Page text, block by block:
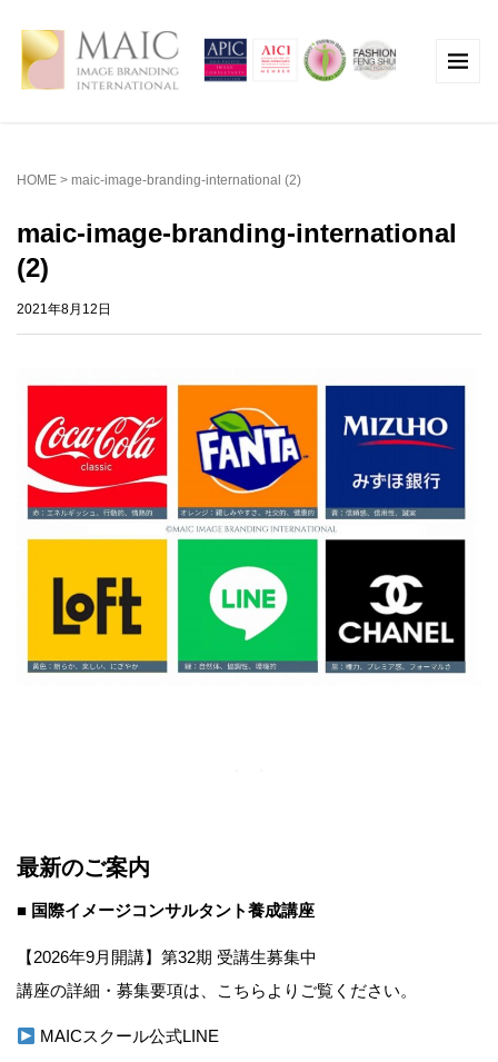
HOME > maic-image-branding-international (2)
maic-image-branding-international
(2)
2021年8月12日
最新のご案内
■ 国際イメージコンサルタント養成講座
【2026年9月開講】第32期 受講生募集中
講座の詳細・募集要項は、こちらよりご覧ください。
MAICスクール公式LINE